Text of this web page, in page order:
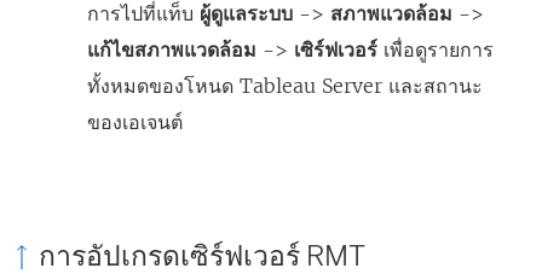
การไปที่แท็บ ผู้ดูแลระบบ -> สภาพแวดล้อม ->
แก้ไขสภาพแวดล้อม -> เซิร์ฟเวอร์ เพื่อดูรายการ
ทั้งหมดของโหนด Tableau Server และสถานะ
ของเอเจนต์
การอัปเกรดเซิร์ฟเวอร์ RMT